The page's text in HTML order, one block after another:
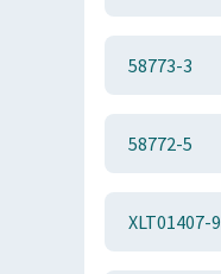
58773-3
58772-5
XLT01407-9